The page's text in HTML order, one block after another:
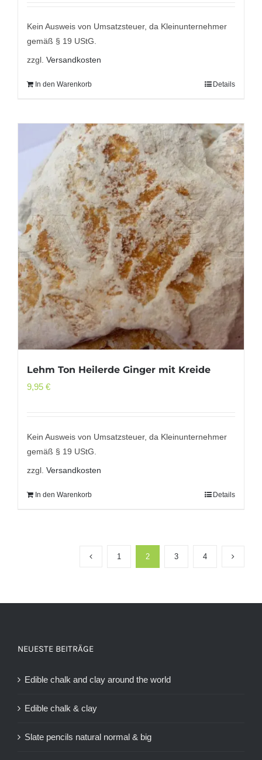
9,95 €
7,95 €.
Kein Ausweis von Umsatzsteuer, da Kleinunternehmer
gemäß § 19 UStG.
zzgl. Versandkosten
In den Warenkorb Details
Lehm Ton Heilerde Ginger mit Kreide
9,95 €
Kein Ausweis von Umsatzsteuer, da Kleinunternehmer
gemäß § 19 UStG.
zzgl. Versandkosten
In den Warenkorb Details
1 2 3 4
NEUESTE BEITRÄGE
Edible chalk and clay around the world
Edible chalk & clay
Slate pencils natural normal & big